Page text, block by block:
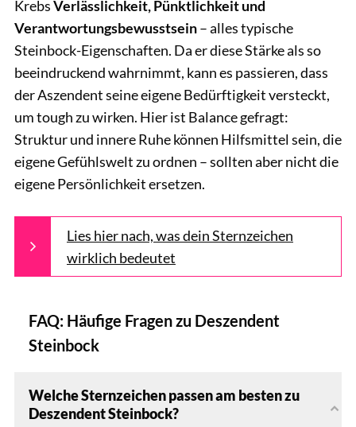
KrebsVerlässlichkeit, Pünktlichkeit und
Verantwortungsbewusstsein– alles typische
Steinbock-Eigenschaften. Da er diese Stärke als so
beeindruckend wahrnimmt, kann es passieren, dass
der Aszendent seine eigene Bedürftigkeit versteckt,
um tough zu wirken. Hier ist Balance gefragt:
Struktur und innere Ruhe können Hilfsmittel sein, die
eigene Gefühlswelt zu ordnen – sollten aber nicht die
eigene Persönlichkeit ersetzen.
Lies hier nach, was dein Sternzeichen
wirklich bedeutet
FAQ: Häufige Fragen zu Deszendent
Steinbock
Welche Sternzeichen passen am besten zu
Deszendent Steinbock?